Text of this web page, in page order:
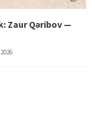
Zaur Qəribov —